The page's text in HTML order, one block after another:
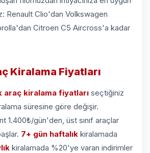
Renault Clio'dan Volkswagen
Citroen C5 Aircross'a kadar
Kiralama Fiyatları
araç kiralama fiyatları seçtiğiniz
süresine göre değişir.
1.400₺/gün'den, üst sınıf araçlar
7+ gün haftalık kiralamada
kiralamada %20'ye varan indirimler